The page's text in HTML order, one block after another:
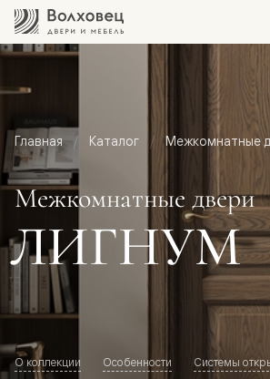
Главная Каталог Межкомнатные
Межкомнатные двери
ЛИГНУМ
О коллекции Особенности Системы